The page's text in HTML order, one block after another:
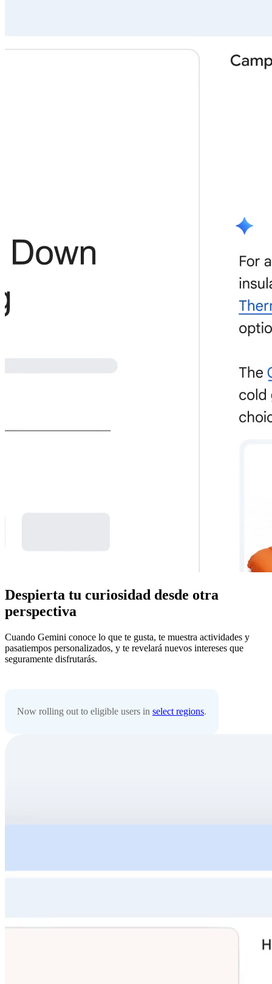
Despierta tu curiosidad desde otra
perspectiva
Cuando Gemini conoce lo que te gusta, te muestra actividades y
pasatiempos personalizados, y te revelará nuevos intereses que
seguramente disfrutarás.
Now rolling out to eligible users in select regions.